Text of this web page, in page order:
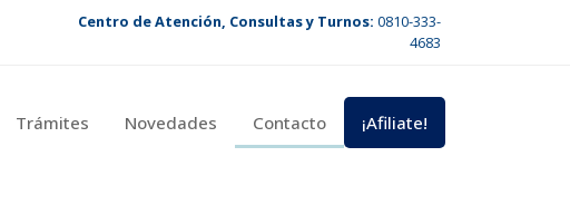
Centro de Atención, Consultas y Turnos: 0810-333-
4683
Trámites Novedades Contacto ¡Afiliate!